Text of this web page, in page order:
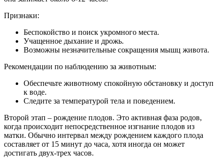
Признаки:
Беспокойство и поиск укромного места.
Учащенное дыхание и дрожь.
Возможны незначительные сокращения мышц живота.
Рекомендации по наблюдению за животным:
Обеспечьте животному спокойную обстановку и доступ
к воде.
Следите за температурой тела и поведением.
Второй этап – рождение плодов. Это активная фаза родов,
когда происходит непосредственное изгнание плодов из
матки. Обычно интервал между рождением каждого плода
составляет от 15 минут до часа, хотя иногда он может
достигать двух-трех часов.